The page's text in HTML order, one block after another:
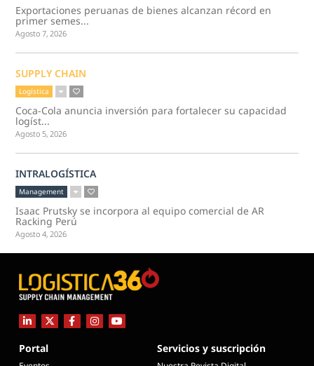
Exportaciones peruanas de bienes alcanzan récord en
primer semes...
Agosto 7, 2026
SUPPLY CHAIN
Logística
Coca-Cola anuncia inversión para fortalecer su capacidad
logíst...
Agosto 5, 2026
INTRALOGÍSTICA
Management
Isaac Prutsky se incorpora al equipo comercial de AR
Racking Perú
Agosto 4, 2026
Portal Servicios y suscripción